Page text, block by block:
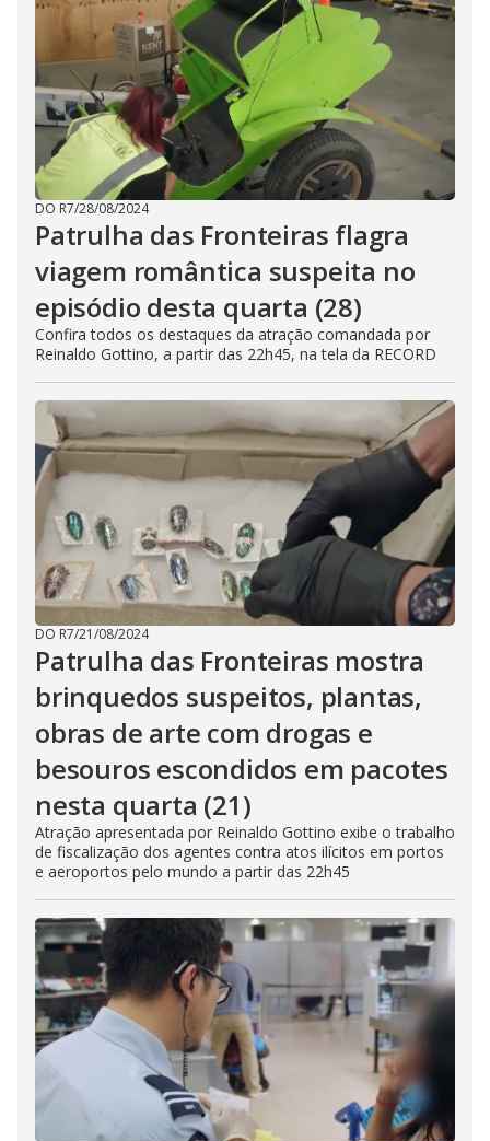
DO R7/28/08/2024
Patrulha das Fronteiras flagra
viagem romântica suspeita no
episódio desta quarta (28)
Confira todos os destaques da atração comandada por
Reinaldo Gottino, a partir das 22h45, na tela da RECORD
DO R7/21/08/2024
Patrulha das Fronteiras mostra
brinquedos suspeitos, plantas,
obras de arte com drogas e
besouros escondidos em pacotes
nesta quarta (21)
Atração apresentada por Reinaldo Gottino exibe o trabalho
de fiscalização dos agentes contra atos ilícitos em portos
e aeroportos pelo mundo a partir das 22h45